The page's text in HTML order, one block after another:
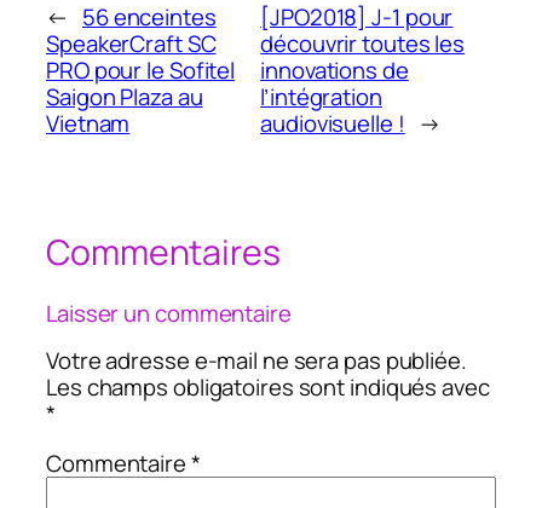
← 56 enceintes
SpeakerCraft SC
PRO pour le Sofitel
Saigon Plaza au
Vietnam
[JPO2018] J-1 pour
découvrir toutes les
innovations de
l’intégration
audiovisuelle ! →
Commentaires
Laisser un commentaire
Votre adresse e-mail ne sera pas publiée.
Les champs obligatoires sont indiqués avec
*
Commentaire*